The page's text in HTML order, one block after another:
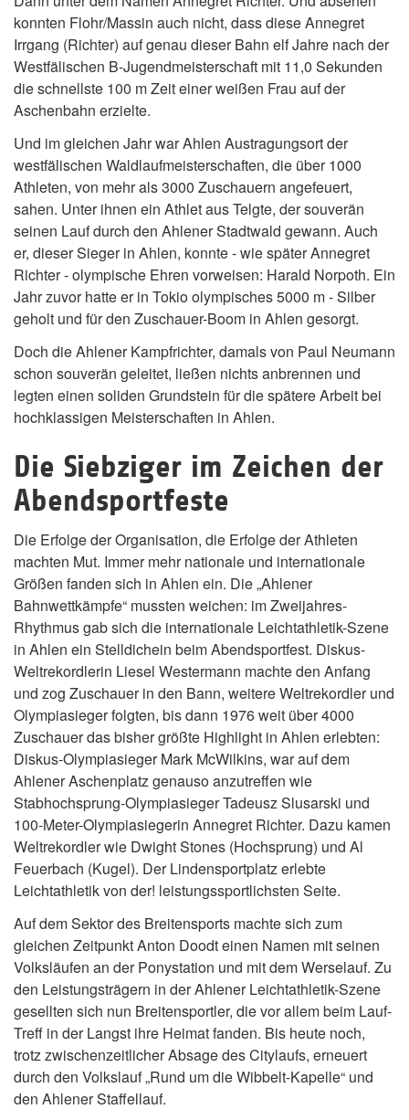
konnten Flohr/Massin auch nicht, dass diese Annegret
Irrgang (Richter) auf genau dieser Bahn elf Jahre nach der
Westfälischen B-Jugendmeisterschaft mit 11,0 Sekunden
die schnellste 100 m Zeit einer weißen Frau auf der
Aschenbahn erzielte.
Und im gleichen Jahr war Ahlen Austragungsort der
westfälischen Waldlaufmeisterschaften, die über 1000
Athleten, von mehr als 3000 Zuschauern angefeuert,
sahen. Unter ihnen ein Athlet aus Telgte, der souverän
seinen Lauf durch den Ahlener Stadtwald gewann. Auch
er, dieser Sieger in Ahlen, konnte - wie später Annegret
Richter - olympische Ehren vorweisen: Harald Norpoth. Ein
Jahr zuvor hatte er in Tokio olympisches 5000 m - Silber
geholt und für den Zuschauer-Boom in Ahlen gesorgt.
Doch die Ahlener Kampfrichter, damals von Paul Neumann
schon souverän geleitet, ließen nichts anbrennen und
legten einen soliden Grundstein für die spätere Arbeit bei
hochklassigen Meisterschaften in Ahlen.
Die Siebziger im Zeichen der
Abendsportfeste
Die Erfolge der Organisation, die Erfolge der Athleten
machten Mut. Immer mehr nationale und internationale
Größen fanden sich in Ahlen ein. Die „Ahlener
Bahnwettkämpfe“ mussten weichen: im Zweijahres-
Rhythmus gab sich die internationale Leichtathletik-Szene
in Ahlen ein Stelldichein beim Abendsportfest. Diskus-
Weltrekordlerin Liesel Westermann machte den Anfang
und zog Zuschauer in den Bann, weitere Weltrekordler und
Olympiasieger folgten, bis dann 1976 weit über 4000
Zuschauer das bisher größte Highlight in Ahlen erlebten:
Diskus-Olympiasieger Mark McWilkins, war auf dem
Ahlener Aschenplatz genauso anzutreffen wie
Stabhochsprung-Olympiasieger Tadeusz Slusarski und
100-Meter-Olympiasiegerin Annegret Richter. Dazu kamen
Weltrekordler wie Dwight Stones (Hochsprung) und Al
Feuerbach (Kugel). Der Lindensportplatz erlebte
Leichtathletik von der! leistungssportlichsten Seite.
Auf dem Sektor des Breitensports machte sich zum
gleichen Zeitpunkt Anton Doodt einen Namen mit seinen
Volksläufen an der Ponystation und mit dem Werselauf. Zu
den Leistungsträgern in der Ahlener Leichtathletik-Szene
gesellten sich nun Breitensportler, die vor allem beim Lauf-
Treff in der Langst ihre Heimat fanden. Bis heute noch,
trotz zwischenzeitlicher Absage des Citylaufs, erneuert
durch den Volkslauf „Rund um die Wibbelt-Kapelle“ und
den Ahlener Staffellauf.